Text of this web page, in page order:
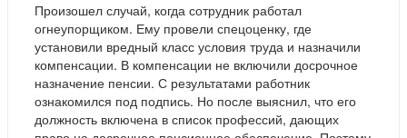
Произошел случай, когда сотрудник работал
огнеупорщиком. Ему провели спецоценку, где
установили вредный класс условия труда и назначили
компенсации. В компенсации не включили досрочное
назначение пенсии. С результатами работник
ознакомился под подпись. Но после выяснил, что его
должность включена в список профессий, дающих